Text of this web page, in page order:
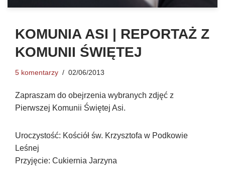
KOMUNIA ASI | REPORTAŻ Z
KOMUNII ŚWIĘTEJ
5 komentarzy 02/06/2013
Zapraszam do obejrzenia wybranych zdjęć z
Pierwszej Komunii Świętej Asi.
Uroczystość: Kościół św. Krzysztofa w Podkowie
Leśnej
Przyjęcie: Cukiernia Jarzyna